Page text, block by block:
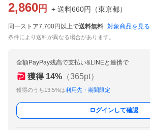
2,860 円 + 送料660円 （東京都）
同一ストア7,700円以上で送料無料 対象商品を見る
条件により送料が異なる場合があります。
全額PayPay残高で支払い&LINEと連携で
獲得 14% （365pt）
獲得のうち13.5%は利用先・期間限定
ログインして確認